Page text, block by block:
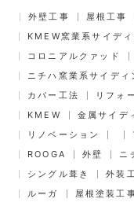
外壁工事 屋根工事
KMEW窯業系サイディ
コロニアルクァッド
ニチハ窯業系サイディ
カバー工法
リフォ
KMEW
金属サイデ
リノベーション
ROOGA
外壁 ニ
シングル葺き
外装
ルーガ
屋根塗装工